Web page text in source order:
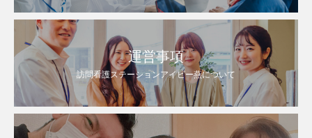
運営事項
訪問看護ステーションアイビー燕について